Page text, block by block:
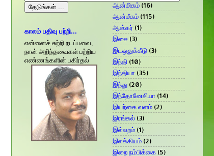
காலம் பதிவு பற்றி...
என்னைச் சுற்றி நடப்பவை,
நான் அறிந்தவைகள் பற்றிய
எண்ணங்களின் பகிர்தல்
ஆன்மிகம் (16)
ஆன்மீகம் (115)
ஆஸ்கர் (1)
இசை (3)
இடஒதுக்கீடு (3)
இந்தி (10)
இந்தியா (35)
இந்து (20)
இந்தோனேசியா (14)
இயற்கை வளம் (2)
இரங்கல் (3)
இல்லறம் (1)
இலக்கியம் (2)
இறை நம்பிக்கை (5)